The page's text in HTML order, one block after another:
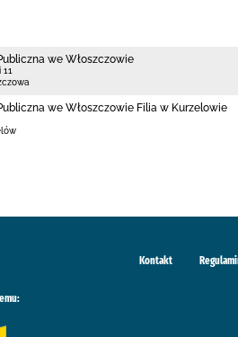
we Włoszczowie
we Włoszczowie Filia w Kurzelowie
Kontakt